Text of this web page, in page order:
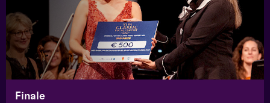
Finale